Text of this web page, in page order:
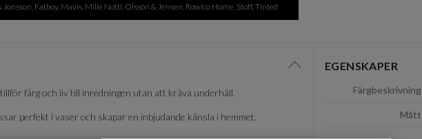
Fatboy, Mavis, Mille Notti, Olsson & Jensen, Rowico Home, Stoff, Tinted
Visa/dölj
färg och liv till inredningen utan att kräva underhåll.
perfekt i vaser och skapar en inbjudande känsla i hemmet.
EGENSKAPER
Färgbeskrivning
Mått